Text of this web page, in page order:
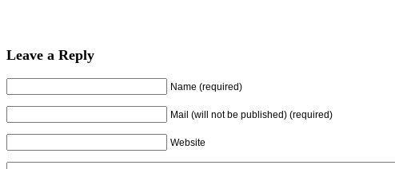
Leave a Reply
Name (required)
Mail (will not be published) (required)
Website